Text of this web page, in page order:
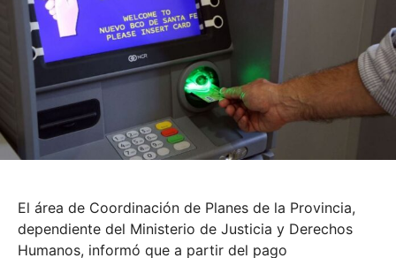
El área de Coordinación de Planes de la Provincia,
dependiente del Ministerio de Justicia y Derechos
Humanos, informó que a partir del pago